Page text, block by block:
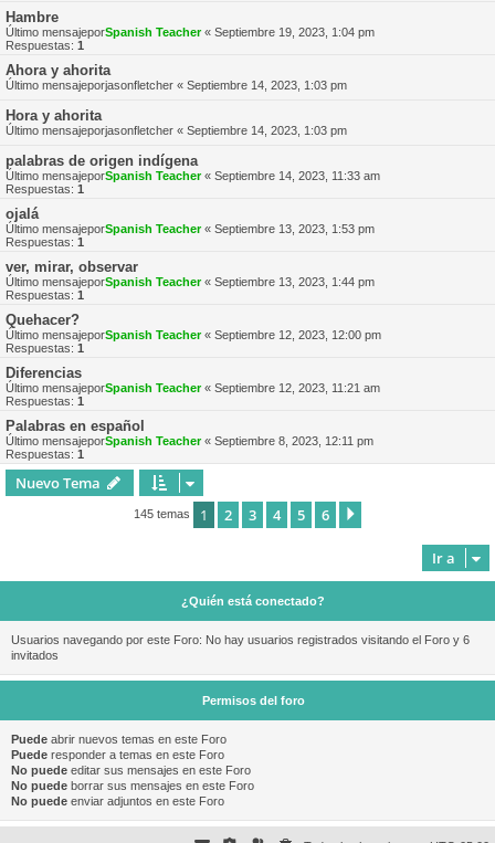
Hambre
Último mensajeporSpanish Teacher« Septiembre 19, 2023, 1:04 pm
Respuestas: 1
Ahora y ahorita
Último mensajeporjasonfletcher « Septiembre 14, 2023, 1:03 pm
Hora y ahorita
Último mensajeporjasonfletcher « Septiembre 14, 2023, 1:03 pm
palabras de origen indígena
Último mensajeporSpanish Teacher« Septiembre 14, 2023, 11:33 am
Respuestas: 1
ojalá
Último mensajeporSpanish Teacher« Septiembre 13, 2023, 1:53 pm
Respuestas: 1
ver, mirar, observar
Último mensajeporSpanish Teacher« Septiembre 13, 2023, 1:44 pm
Respuestas: 1
Quehacer?
Último mensajeporSpanish Teacher« Septiembre 12, 2023, 12:00 pm
Respuestas: 1
Diferencias
Último mensajeporSpanish Teacher« Septiembre 12, 2023, 11:21 am
Respuestas: 1
Palabras en español
Último mensajeporSpanish Teacher« Septiembre 8, 2023, 12:11 pm
Respuestas: 1
Nuevo Tema
145 temas 1 2 3 4 5 6
Ir a
¿Quién está conectado?
Usuarios navegando por este Foro: No hay usuarios registrados visitando el Foro y 6
invitados
Permisos del foro
Puede abrir nuevos temas en este Foro
Puede responder a temas en este Foro
No puede editar sus mensajes en este Foro
No puede borrar sus mensajes en este Foro
No puede enviar adjuntos en este Foro